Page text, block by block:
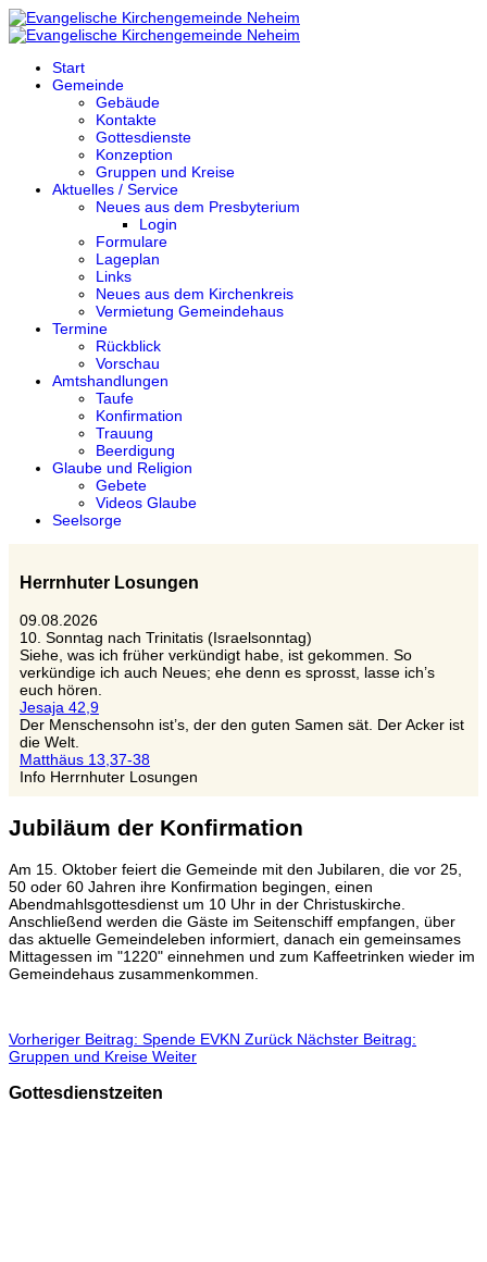
Start
Gemeinde
Gebäude
Kontakte
Gottesdienste
Konzeption
Gruppen und Kreise
Aktuelles / Service
Neues aus dem Presbyterium
Login
Formulare
Lageplan
Links
Neues aus dem Kirchenkreis
Vermietung Gemeindehaus
Termine
Rückblick
Vorschau
Amtshandlungen
Taufe
Konfirmation
Trauung
Beerdigung
Glaube und Religion
Gebete
Videos Glaube
Seelsorge
Herrnhuter Losungen
09.08.2026
10. Sonntag nach Trinitatis (Israelsonntag)
Siehe, was ich früher verkündigt habe, ist gekommen. So
verkündige ich auch Neues; ehe denn es sprosst, lasse ich’s
euch hören.
Jesaja 42,9
Der Menschensohn ist’s, der den guten Samen sät. Der Acker ist
die Welt.
Matthäus 13,37-38
Info Herrnhuter Losungen
Jubiläum der Konfirmation
Am 15. Oktober feiert die Gemeinde mit den Jubilaren, die vor 25,
50 oder 60 Jahren ihre Konfirmation begingen, einen
Abendmahlsgottesdienst um 10 Uhr in der Christuskirche.
Anschließend werden die Gäste im Seitenschiff empfangen, über
das aktuelle Gemeindeleben informiert, danach ein gemeinsames
Mittagessen im "1220" einnehmen und zum Kaffeetrinken wieder im
Gemeindehaus zusammenkommen.
Vorheriger Beitrag: Spende EVKN Zurück Nächster Beitrag:
Gruppen und Kreise Weiter
Gottesdienstzeiten